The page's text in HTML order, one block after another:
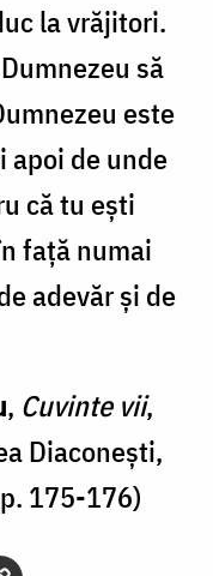
la vrăjitori.
să
este
apoi de unde
că tu ești
față numai
adevăr și de
, Cuvinte vii,
Diaconești,
175-176)